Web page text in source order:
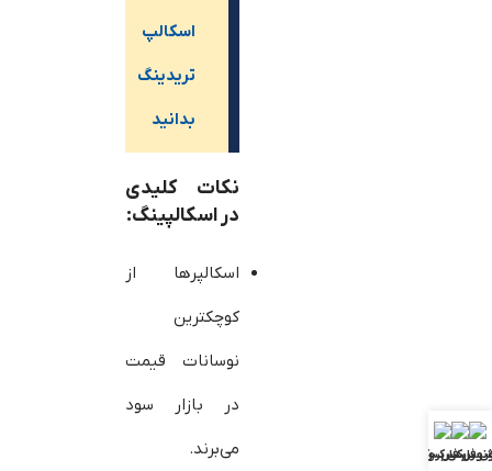
اسکالپ
تریدینگ
بدانید
نکات کلیدی
در اسکالپینگ:
اسکالپرها از
کوچکترین
نوسانات قیمت
در بازار سود
می‌برند.
فارکس
فارکس
بررسی بروکرها